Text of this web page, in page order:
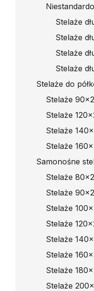
Stelaże
Stelaże
Stelaże
Stelaże
Stelaże do
Stelaże
Stelaże
Stelaże
Stelaże
Samonośne
Stelaże
Stelaże
Stelaże
Stelaże
Stelaże
Stelaże
Stelaże
Stelaże